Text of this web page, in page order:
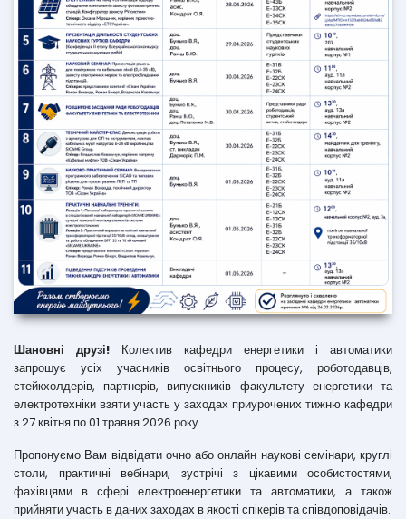
Шановні друзі! Колектив кафедри енергетики і автоматики
запрошує усіх учасників освітнього процесу, роботодавців,
стейкхолдерів, партнерів, випускників факультету енергетики та
електротехніки взяти участь у заходах приурочених тижню кафедри
з 27 квітня по 01 травня 2026 року.
Пропонуємо Вам відвідати очно або онлайн наукові семінари, круглі
столи, практичні вебінари, зустрічі з цікавими особистостями,
фахівцями в сфері електроенергетики та автоматики, а також
прийняти участь в даних заходах в якості спікерів та співдоповідачів.